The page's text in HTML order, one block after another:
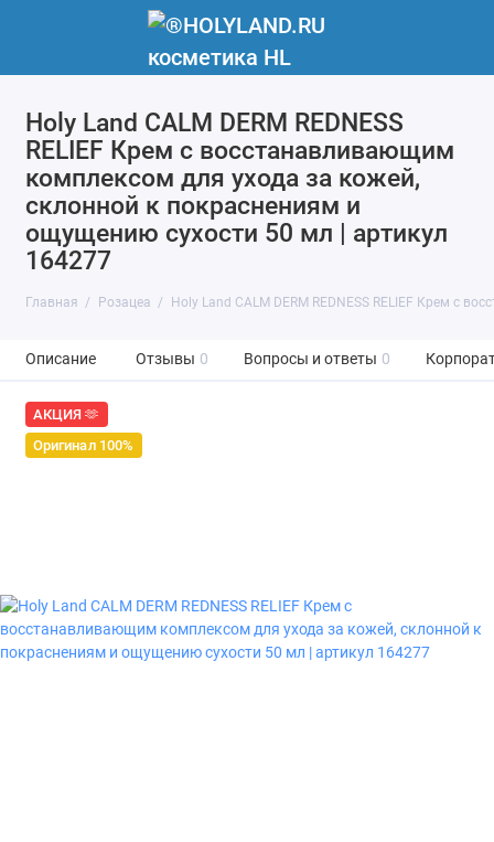
Holy Land CALM DERM REDNESS
RELIEF Крем с восстанавливающим
комплексом для ухода за кожей,
склонной к покраснениям и
ощущению сухости 50 мл | артикул
164277
Главная Розацеа Holy Land CALM DERM REDNESS RELIEF Крем с
Описание Отзывы 0 Вопросы и ответы 0
АКЦИЯ 🫶
Оригинал 100%